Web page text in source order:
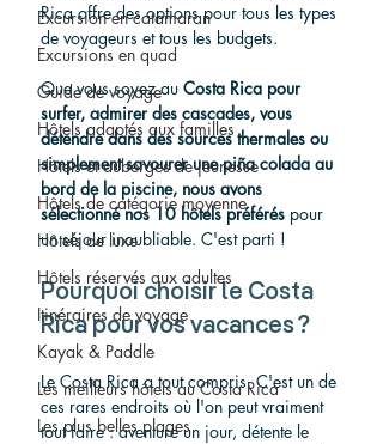
Excursion en catamaran
Excursions en quad
Guide de voyage
Hôtels adaptés aux familles
Hôtels et auberges de jeunesse
Hôtels de catégorie moyenne
Hôtels de luxe
Hôtels réservés aux adultes
Itinéraires de voyage
Kayak & Paddle
Les meilleurs hôtels au Costa Rica
Les plus belles plages
Rica offre des options pour tous les types
de voyageurs et tous les budgets.
Que vous soyez au Costa Rica pour
surfer, admirer des cascades, vous
détendre dans des sources thermales ou
simplement savourer une piña colada au
bord de la piscine, nous avons
sélectionné nos 10 hôtels préférés pour
un séjour inoubliable. C'est parti !
Pourquoi choisir le Costa
Rica pour vos vacances ?
Le Costa Rica a tout compris. C'est un de
ces rares endroits où l'on peut vraiment
tout faire : aventure un jour, détente le